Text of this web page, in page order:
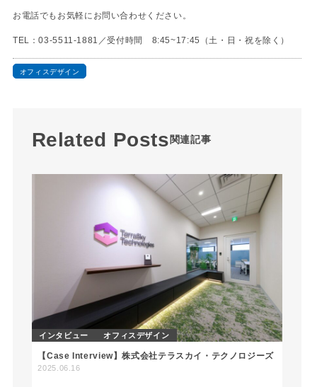
お電話でもお気軽にお問い合わせください。
TEL：03-5511-1881／受付時間 8:45~17:45（土・日・祝を除く）
オフィスデザイン
Related Posts 関連記事
インタビュー オフィスデザイン
【Case Interview】株式会社テラスカイ・テクノロジーズ
2025.06.16